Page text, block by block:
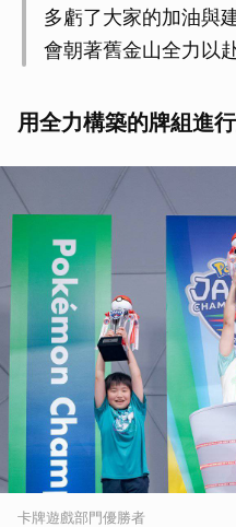
多虧了大家的加油與
會朝著舊金山全力以赴
用全力構築的牌組進
卡牌遊戲部門優勝者